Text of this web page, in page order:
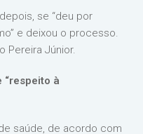
se “deu por
e deixou o processo.
Pereira Júnior.
“respeito à
saúde, de acordo com